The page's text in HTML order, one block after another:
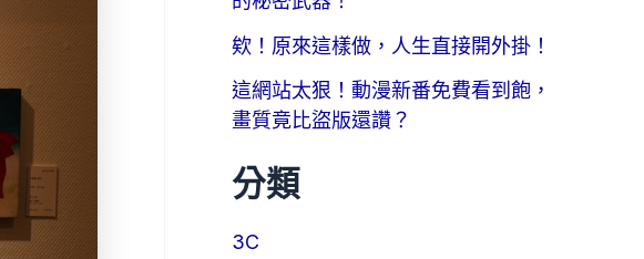
欸！原來這樣做，人生直接開外掛！
這網站太狠！動漫新番免費看到飽，
畫質竟比盜版還讚？
分類
3C